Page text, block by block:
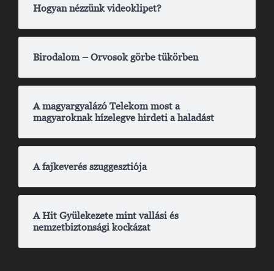
Hogyan nézzünk videoklipet?
Birodalom – Orvosok görbe tükörben
A magyargyalázó Telekom most a
magyaroknak hízelegve hirdeti a haladást
A fajkeverés szuggesztiója
A Hit Gyülekezete mint vallási és
nemzetbiztonsági kockázat